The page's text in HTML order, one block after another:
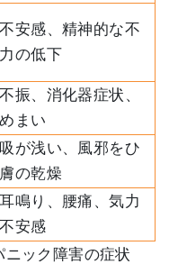
安感、精神的な不
の低下
振、消化器症状、
まい
が浅い、風邪をひ
の乾燥
鳴り、腰痛、気力
安感
ック障害の症状